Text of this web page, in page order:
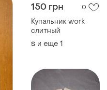
150 грн 0
Купальник work
слитный
S и еще 1